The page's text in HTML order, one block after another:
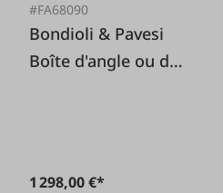
#FA68090
Bondioli & Pavesi
Boîte d'angle ou de
1 298,00 €*